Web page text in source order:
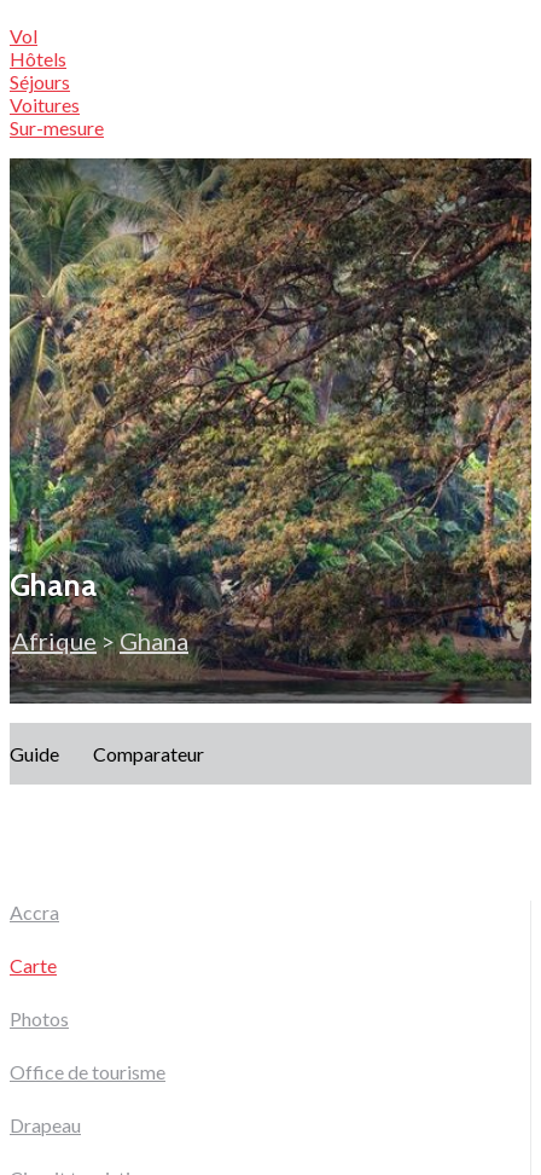
Vol
Hôtels
Séjours
Voitures
Sur-mesure
Ghana
Afrique>Ghana
Guide Comparateur
Accra
Carte
Photos
Office de tourisme
Drapeau